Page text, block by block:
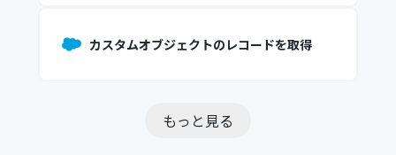
カスタムオブジェクトのレコードを取得
もっと見る